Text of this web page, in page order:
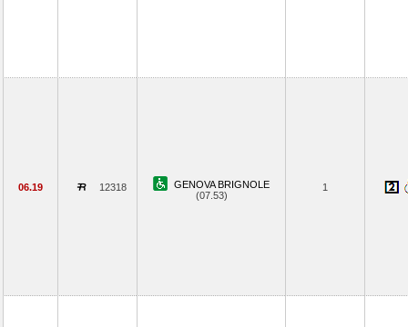
06.19 12318
GENOVA BRIGNOLE
(07.53)
1